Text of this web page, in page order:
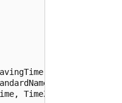
?
thisTime);
TimeZoneInfo.Local));